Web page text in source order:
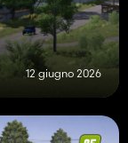
12 giugno 2026